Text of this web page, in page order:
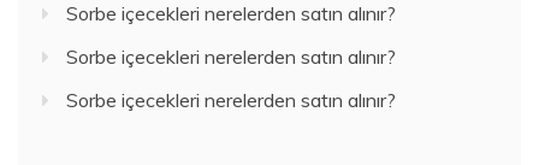
Sorbe içecekleri nerelerden satın alınır?
Sorbe içecekleri nerelerden satın alınır?
Sorbe içecekleri nerelerden satın alınır?